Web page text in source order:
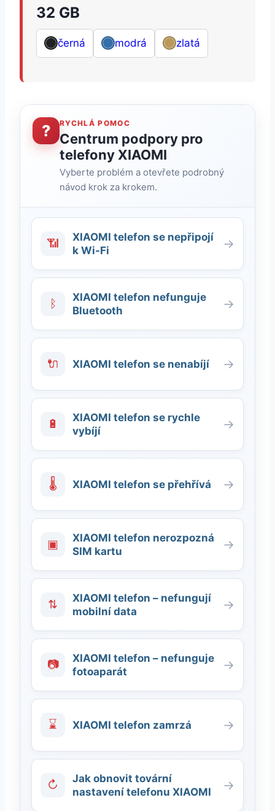
32 GB
černá modrá zlatá
? RYCHLÁ POMOC
Centrum podpory pro
telefony XIAOMI
Vyberte problém a otevřete podrobný
návod krok za krokem.
📶
XIAOMI telefon se nepřipojí
k Wi-Fi
→
ᛒ
XIAOMI telefon nefunguje
Bluetooth
→
🔌 XIAOMI telefon se nenabíjí →
🔋
XIAOMI telefon se rychle
vybíjí
→
🌡 XIAOMI telefon se přehřívá →
▣
XIAOMI telefon nerozpozná
SIM kartu
→
⇅
XIAOMI telefon – nefungují
mobilní data
→
📷
XIAOMI telefon – nefunguje
fotoaparát
→
⌛ XIAOMI telefon zamrzá →
↻
Jak obnovit tovární
nastavení telefonu XIAOMI
→